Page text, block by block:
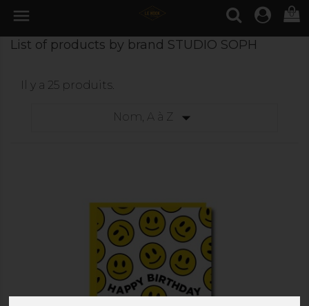
 0
List of products by brand STUDIO SOPH
Il y a 25 produits.
Nom, A à Z 